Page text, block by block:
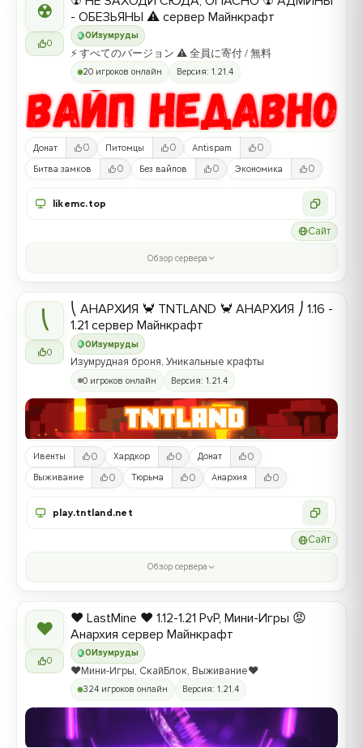
☢
0
0 Изумруды
- ОБЕЗЬЯНЫ ⚠ сервер Майнкрафт
⚡ すべてのバージョン ⚠ 全員に寄付 / 無料
20 игроков онлайн Версия: 1.21.4
Донат 0 Питомцы 0 Antispam 0
Битва замков 0 Без вайпов 0 Экономика 0
likemc.top
Сайт
Обзор сервера
⎝
0
0Изумруды
⎝ АНАРХИЯ 🦀 TNTLAND 🦀 АНАРХИЯ ⎠ 1.16 -
1.21 сервер Майнкрафт
Изумрудная броня, Уникальные крафты
0 игроков онлайн Версия: 1.21.4
Ивенты 0 Хардкор 0 Донат 0
Выживание 0 Тюрьма 0 Анархия 0
play.tntland.net
Сайт
Обзор сервера
❤
0
0 Изумруды
❤️ LastMine ❤️ 1.12-1.21 PvP, Мини-Игры 😡
Анархия сервер Майнкрафт
❤️Мини-Игры, СкайБлок, Выживание❤️
324 игроков онлайн Версия: 1.21.4